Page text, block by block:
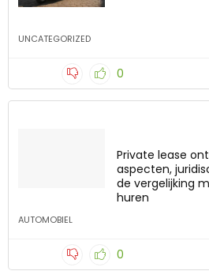
UNCATEGORIZED
0
Private lease
aspecten,
de vergelijking
huren
AUTOMOBIEL
0